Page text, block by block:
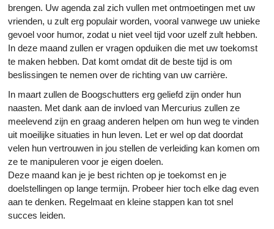
brengen. Uw agenda zal zich vullen met ontmoetingen met uw
vrienden, u zult erg populair worden, vooral vanwege uw unieke
gevoel voor humor, zodat u niet veel tijd voor uzelf zult hebben.
In deze maand zullen er vragen opduiken die met uw toekomst
te maken hebben. Dat komt omdat dit de beste tijd is om
beslissingen te nemen over de richting van uw carrière.
In maart zullen de Boogschutters erg geliefd zijn onder hun
naasten. Met dank aan de invloed van Mercurius zullen ze
meelevend zijn en graag anderen helpen om hun weg te vinden
uit moeilijke situaties in hun leven. Let er wel op dat doordat
velen hun vertrouwen in jou stellen de verleiding kan komen om
ze te manipuleren voor je eigen doelen.
Deze maand kan je je best richten op je toekomst en je
doelstellingen op lange termijn. Probeer hier toch elke dag even
aan te denken. Regelmaat en kleine stappen kan tot snel
succes leiden.